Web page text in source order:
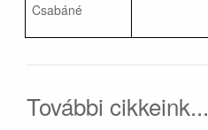
Csabáné
További cikkeink...